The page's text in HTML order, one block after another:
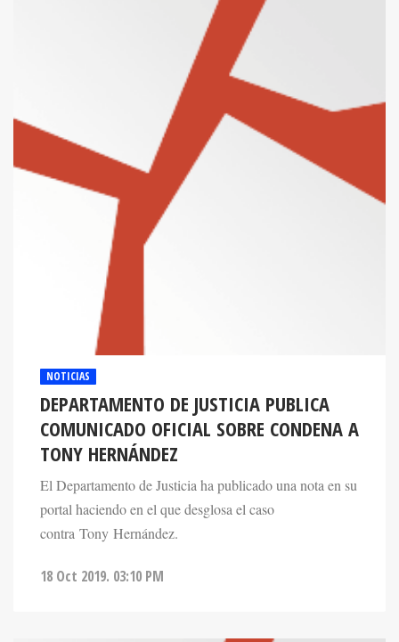
DEPARTAMENTO DE JUSTICIA PUBLICA
COMUNICADO OFICIAL SOBRE CONDENA A
TONY HERNÁNDEZ
El Departamento de Justicia ha publicado una nota en su
portal haciendo en el que desglosa el caso
contra Tony Hernández.